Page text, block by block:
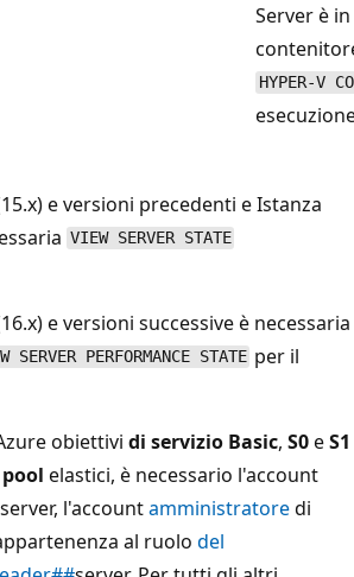
Server è
HYPER-V
e versioni precedenti e Istanza
VIEW SERVER STATE
e versioni successive è necessaria
SERVER PERFORMANCE STATE per il
obiettivi di servizio Basic, S0eS1
pool elastici, è necessario l'account
l'accountamministratoredi
al ruolo del